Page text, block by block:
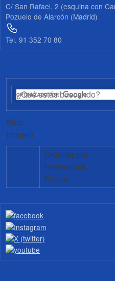
C/ San Rafael, 2 (esquina con
Pozuelo de Alarcón (Madrid)
Tel. 91 352 70 80
Web
Imagen
Ordenar por
Relevancia
Fecha